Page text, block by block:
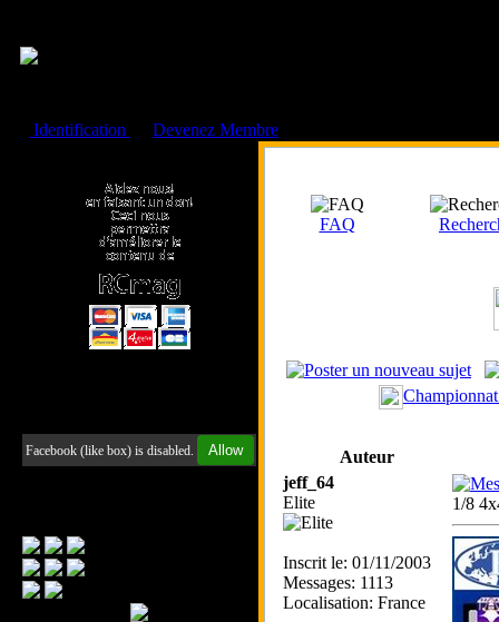
Identification
Devenez Membre
Facebook (like box) is disabled. Allow
FAQ
Auteur
jeff_64
Elite
Inscrit le: 01/11/2003
Messages: 1113
Localisation: France
1/8